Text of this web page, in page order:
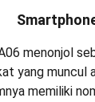
menonjol
yang muncul
memiliki